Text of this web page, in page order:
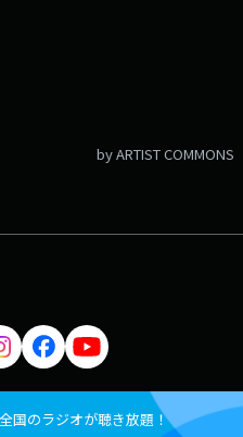
by ARTIST COMMONS
国のラジオが聴き放題！